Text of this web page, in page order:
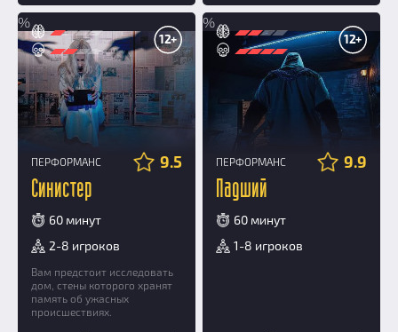
%
12+
ПЕРФОРМАНС 9.5
Синистер
60 минут
2-8 игроков
Вам предстоит исследовать
дом, стены которого хранят
память об ужасных
происшествиях.
%
12+
ПЕРФОРМАНС 9.9
Падший
60 минут
1-8 игроков